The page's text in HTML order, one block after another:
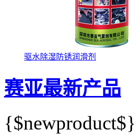
驱水除湿防锈润滑剂
赛亚最新产品
{$newproduct$}